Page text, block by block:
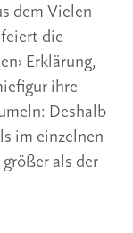
dem Vielen
die
Erklärung,
ihre
Deshalb
im einzelnen
als der